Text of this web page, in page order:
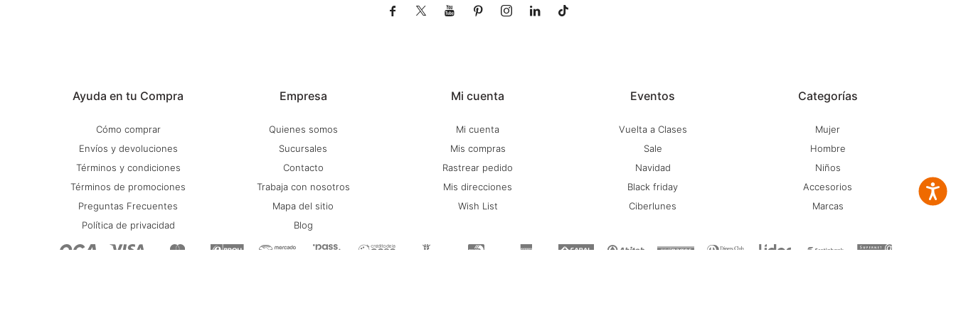
Ayuda en tu Compra
Cómo comprar
Envíos y devoluciones
Términos y condiciones
Términos de promociones
Preguntas Frecuentes
Política de privacidad
Empresa
Quienes somos
Sucursales
Contacto
Trabaja con nosotros
Mapa del sitio
Blog
Mi cuenta
Mi cuenta
Mis compras
Rastrear pedido
Mis direcciones
Wish List
Eventos
Vuelta a Clases
Sale
Navidad
Black friday
Ciberlunes
Categorías
Mujer
Hombre
Niños
Accesorios
Marcas
      